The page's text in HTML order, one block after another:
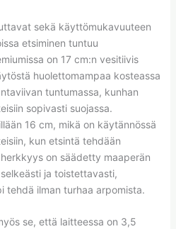
sekä käyttömukavuuteen
etsiminen tuntuu
on 17 cm:n vesitiivis
huolettomampaa kosteassa
tuntumassa, kunhan
sopivasti suojassa.
16 cm, mikä on käytännössä
kun etsintä tehdään
on säädetty maaperän
ja toistettavasti,
tehdä ilman turhaa arpomista.
se, että laitteessa on 3,5